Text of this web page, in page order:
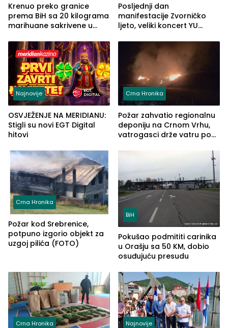
Krenuo preko granice
prema BiH sa 20 kilograma
marihuane sakrivene u
Posljednji dan
manifestacije Zvorničko
ljeto, veliki koncert YU
ove godine
Najnovije
OSVJEŽENJE NA MERIDIANU:
Stigli su novi EGT Digital
hitovi
Crna Hronika
Požar zahvatio regionalnu
deponiju na Crnom Vrhu,
vatrogasci drže vatru pod
Crna Hronika
Požar kod Srebrenice,
potpuno izgorio objekt za
uzgoj pilića (FOTO)
BiH
Pokušao podmititi carinika
u Orašju sa 50 KM, dobio
osuđujuću presudu
Crna Hronika Najnovije